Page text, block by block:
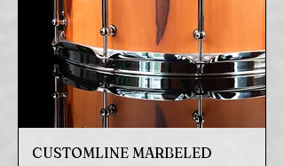
CUSTOMLINE MARBELED